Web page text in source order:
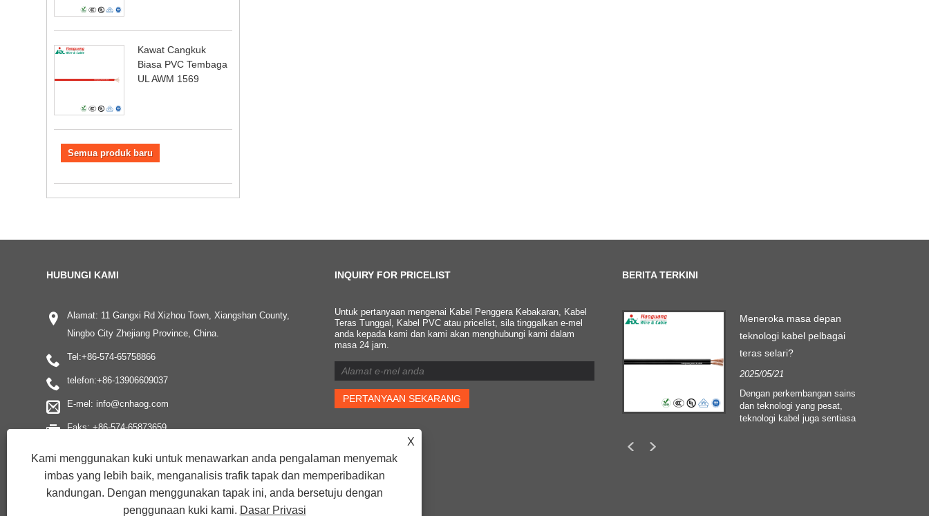
Kawat Cangkuk
Biasa PVC Tembaga
UL AWM 1569
Semua produk baru
X
Kami menggunakan kuki untuk menawarkan anda pengalaman menyemak
imbas yang lebih baik, menganalisis trafik tapak dan memperibadikan
kandungan. Dengan menggunakan tapak ini, anda bersetuju dengan
penggunaan kuki kami. Dasar Privasi
HUBUNGI KAMI
Alamat: 11 Gangxi Rd Xizhou Town, Xiangshan County,
Ningbo City Zhejiang Province, China.
Tel:+86-574-65758866
telefon:+86-13906609037
E-mel: info@cnhaog.com
Faks: +86-574-65873659
INQUIRY FOR PRICELIST
Untuk pertanyaan mengenai Kabel Penggera Kebakaran, Kabel
Teras Tunggal, Kabel PVC atau pricelist, sila tinggalkan e-mel
anda kepada kami dan kami akan menghubungi kami dalam
masa 24 jam.
BERITA TERKINI
Apakah perbezaan antara
kabel kalis api dan kabel
Meneroka masa depan
teknologi kabel pelbagai
teras selari?
2025/05/21
Dengan perkembangan sains
dan teknologi yang pesat,
teknologi kabel juga sentiasa